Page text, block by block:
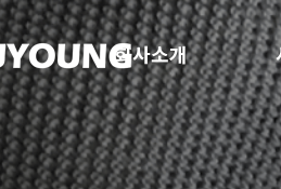
회사소개